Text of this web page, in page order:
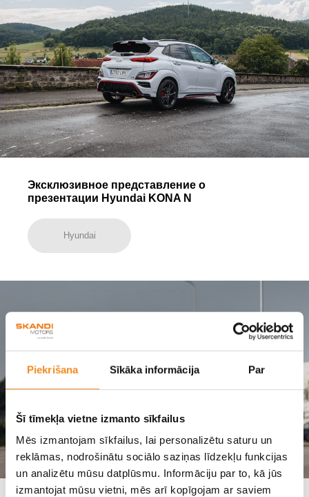
Piekrišana Sīkāka informācija Par
Šī tīmekļa vietne izmanto sīkfailus
Mēs izmantojam sīkfailus, lai personalizētu saturu un
reklāmas, nodrošinātu sociālo saziņas līdzekļu funkcijas
un analizētu mūsu datplūsmu. Informāciju par to, kā jūs
izmantojat mūsu vietni, mēs arī kopīgojam ar saviem
Эксклюзивное представление о
презентации Hyundai KONA N
Hyundai